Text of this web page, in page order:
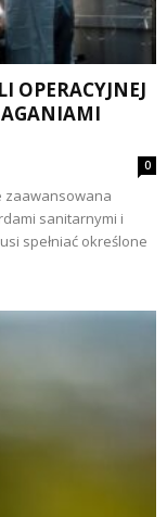
OPERACYJNEJ
0
zaawansowana
sanitarnymi i
spełniać określone